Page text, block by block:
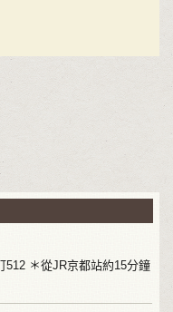
512 ＊從JR京都站約15分鐘